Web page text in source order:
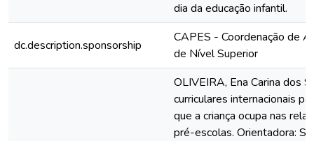
dia da educação infantil.
dc.description.sponsorship
CAPES - Coordenação de
de Nível Superior
OLIVEIRA, Ena Carina dos
curriculares internacionais
que a criança ocupa nas
pré-escolas. Orientadora: